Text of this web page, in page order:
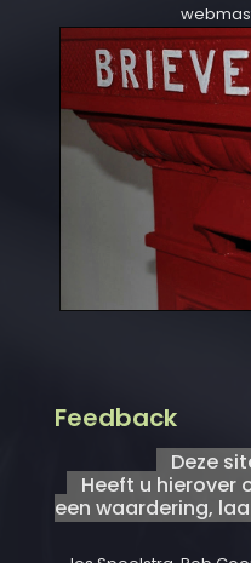
Feedback
Deze
Heeft u hierover
een waardering,